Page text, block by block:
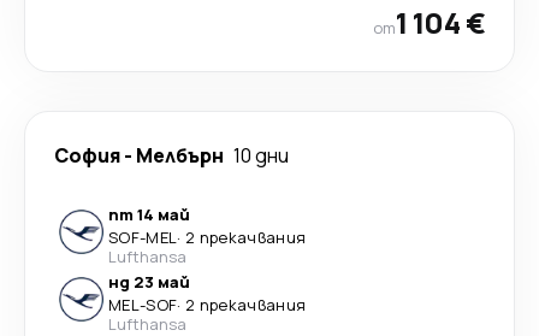
от1 104 €
София- Мелбърн 10 дни
пт 14 май
SOF-MEL· 2 прекачвания
Lufthansa
нд 23 май
MEL-SOF· 2 прекачвания
Lufthansa